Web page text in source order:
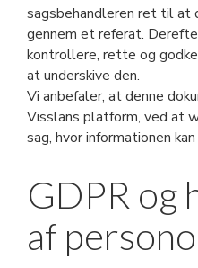
sagsbehandleren ret til at
gennem et referat.
kontrollere, rette og
at underskive den.
Vi anbefaler, at denne
Visslans platform, ved at
sag, hvor informationen
GDPR og
af